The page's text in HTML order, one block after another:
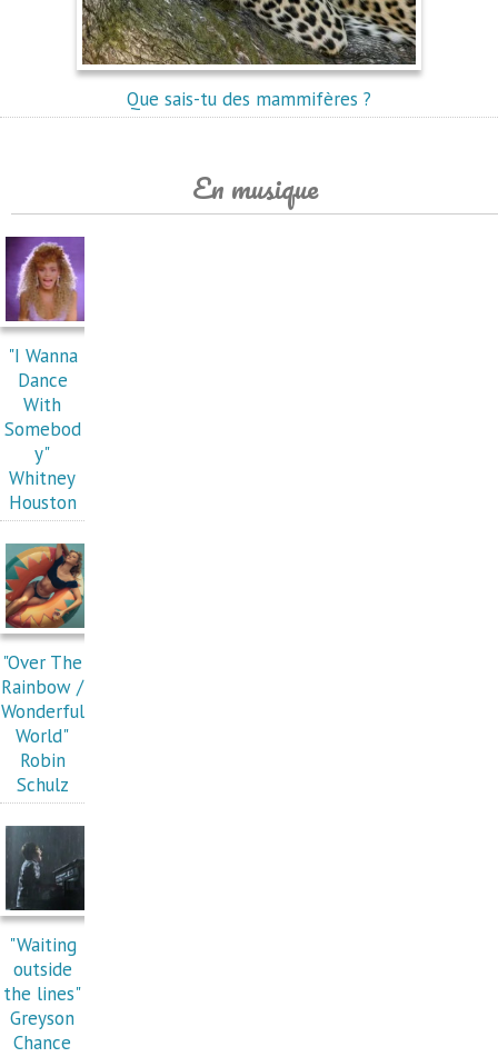
Que sais-tu des mammifères ?
En musique
"I Wanna
Dance
With
Somebod
y"
Whitney
Houston
"Over The
Rainbow /
Wonderful
World"
Robin
Schulz
"Waiting
outside
the lines"
Greyson
Chance